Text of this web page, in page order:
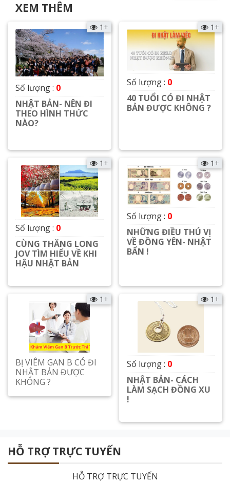
XEM THÊM
1+
Số lượng : 0
NHẬT BẢN- NÊN ĐI
THEO HÌNH THỨC
NÀO?
Xem chi tiết
1+
Số lượng : 0
40 TUỔI CÓ ĐI NHẬT
BẢN ĐƯỢC KHÔNG ?
Xem chi tiết
1+
Số lượng : 0
CÙNG THĂNG LONG
JOV TÌM HIỂU VỀ KHI
HẬU NHẬT BẢN
Xem chi tiết
1+
Số lượng : 0
NHỮNG ĐIỀU THÚ VỊ
VỀ ĐỒNG YÊN- NHẬT
BẨN !
Xem chi tiết
1+
BỊ VIÊM GAN B CÓ ĐI
NHẬT BẢN ĐƯỢC
KHÔNG ?
Xem chi tiết
1+
Số lượng : 0
NHẬT BẢN- CÁCH
LÀM SẠCH ĐỒNG XU
!
Xem chi tiết
HỖ TRỢ TRỰC TUYẾN
HỖ TRỢ TRỰC TUYẾN